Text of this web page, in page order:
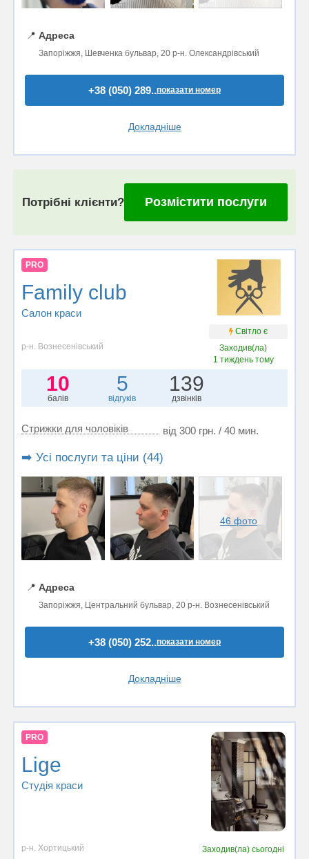
📍 Адреса
Запоріжжя, Шевченка бульвар, 20 р-н. Олександрівський
+38 (050) 289..показати номер
Докладніше
Потрібні клієнти? Розмістити послуги
PRO
Family club
Салон краси
Світло є
р-н. Вознесенівський
Заходив(ла)
1 тиждень тому
10
балів
5
відгуків
139
дзвінків
Стрижки для чоловіків від 300 грн. / 40 мин.
➡️ Усі послуги та ціни (44)
46 фото
📍 Адреса
Запоріжжя, Центральний бульвар, 20 р-н. Вознесенівський
+38 (050) 252..показати номер
Докладніше
PRO
Lige
Студія краси
р-н. Хортицький Заходив(ла)сьогодні